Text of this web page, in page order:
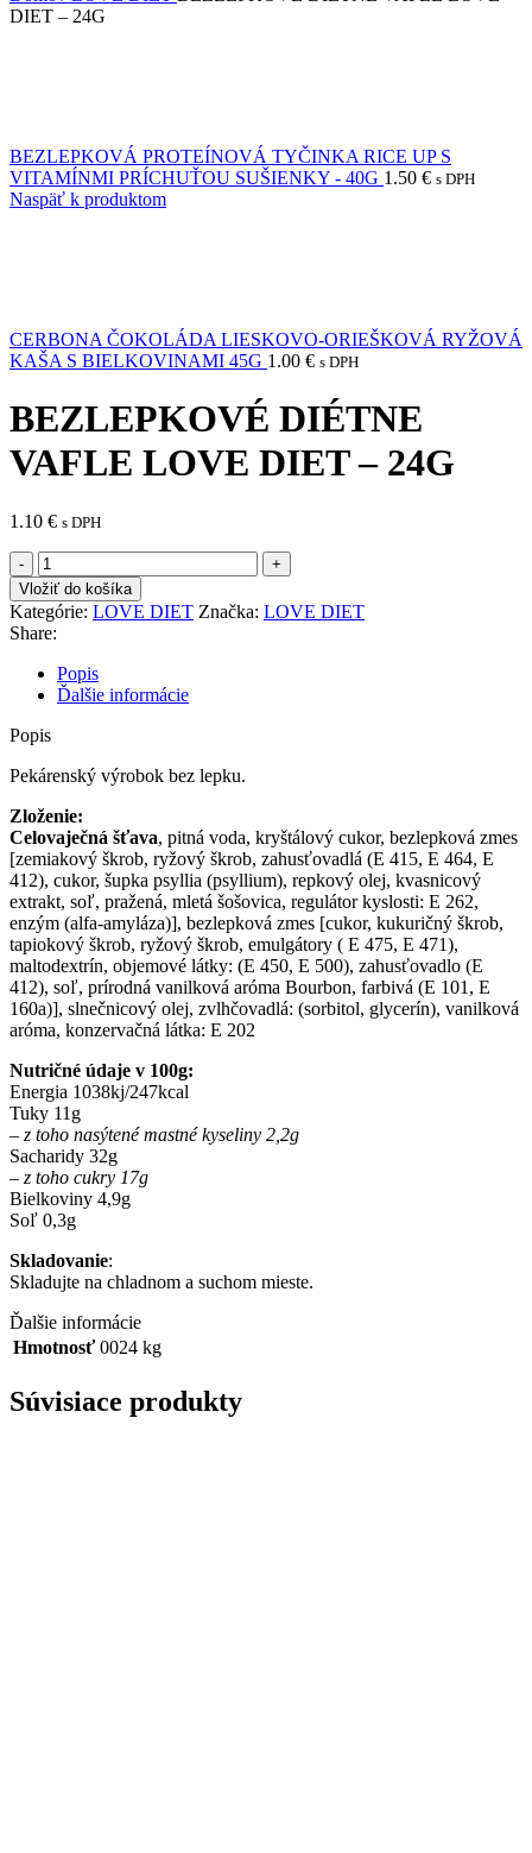
DIET – 24G
BEZLEPKOVÁ PROTEÍNOVÁ TYČINKA RICE UP S
VITAMÍNMI PRÍCHUŤOU SUŠIENKY - 40G 1.50 € s DPH
Naspäť k produktom
CERBONA ČOKOLÁDA LIESKOVO-ORIEŠKOVÁ RYŽOVÁ
KAŠA S BIELKOVINAMI 45G 1.00 € s DPH
BEZLEPKOVÉ DIÉTNE
VAFLE LOVE DIET – 24G
1.10 € s DPH
množstvo
BEZLEPKOVÉ
DIÉTNE
VAFLE
LOVE
DIET
-
24G
Vložiť do košíka
Kategórie: LOVE DIET Značka: LOVE DIET
Share:
Popis
Ďalšie informácie
Popis
Pekárenský výrobok bez lepku.
Zloženie:
Celovaječná šťava, pitná voda, kryštálový cukor, bezlepková zmes
[zemiakový škrob, ryžový škrob, zahusťovadlá (E 415, E 464, E
412), cukor, šupka psyllia (psyllium), repkový olej, kvasnicový
extrakt, soľ, pražená, mletá šošovica, regulátor kyslosti: E 262,
enzým (alfa-amyláza)], bezlepková zmes [cukor, kukuričný škrob,
tapiokový škrob, ryžový škrob, emulgátory ( E 475, E 471),
maltodextrín, objemové látky: (E 450, E 500), zahusťovadlo (E
412), soľ, prírodná vanilková aróma Bourbon, farbivá (E 101, E
160a)], slnečnicový olej, zvlhčovadlá: (sorbitol, glycerín), vanilková
aróma, konzervačná látka: E 202
Nutričné údaje v 100g:
Energia 1038kj/247kcal
Tuky 11g
– z toho nasýtené mastné kyseliny 2,2g
Sacharidy 32g
– z toho cukry 17g
Bielkoviny 4,9g
Soľ 0,3g
Skladovanie:
Skladujte na chladnom a suchom mieste.
Ďalšie informácie
Hmotnosť 0024 kg
Súvisiace produkty